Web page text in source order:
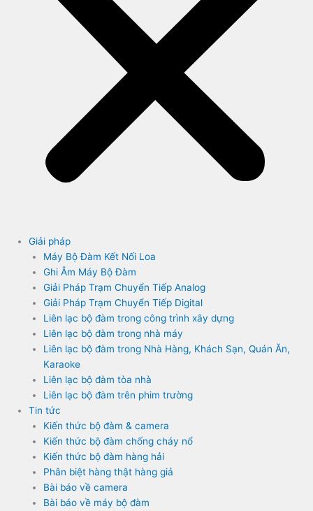
Giải pháp
Máy Bộ Đàm Kết Nối Loa
Ghi Âm Máy Bộ Đàm
Giải Pháp Trạm Chuyển Tiếp Analog
Giải Pháp Trạm Chuyển Tiếp Digital
Liên lạc bộ đàm trong công trình xây dựng
Liên lạc bộ đàm trong nhà máy
Liên lạc bộ đàm trong Nhà Hàng, Khách Sạn, Quán Ăn,
Karaoke
Liên lạc bộ đàm tòa nhà
Liên lạc bộ đàm trên phim trường
Tin tức
Kiến thức bộ đàm & camera
Kiến thức bộ đàm chống cháy nổ
Kiến thức bộ đàm hàng hải
Phân biệt hàng thật hàng giả
Bài báo về camera
Bài báo về máy bộ đàm